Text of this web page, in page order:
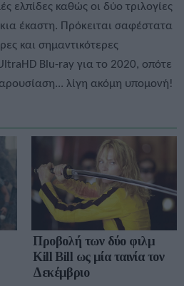
ελπίδες καθώς οι δύο τριλογίες
έκαστη. Πρόκειται σαφέστατα
και σημαντικότερες
Blu-ray για το 2020, οπότε
λίγη ακόμη υπομονή!
Προβολή των δύο φιλμ
Kill Bill ως μία ταινία τον
Δεκέμβριο